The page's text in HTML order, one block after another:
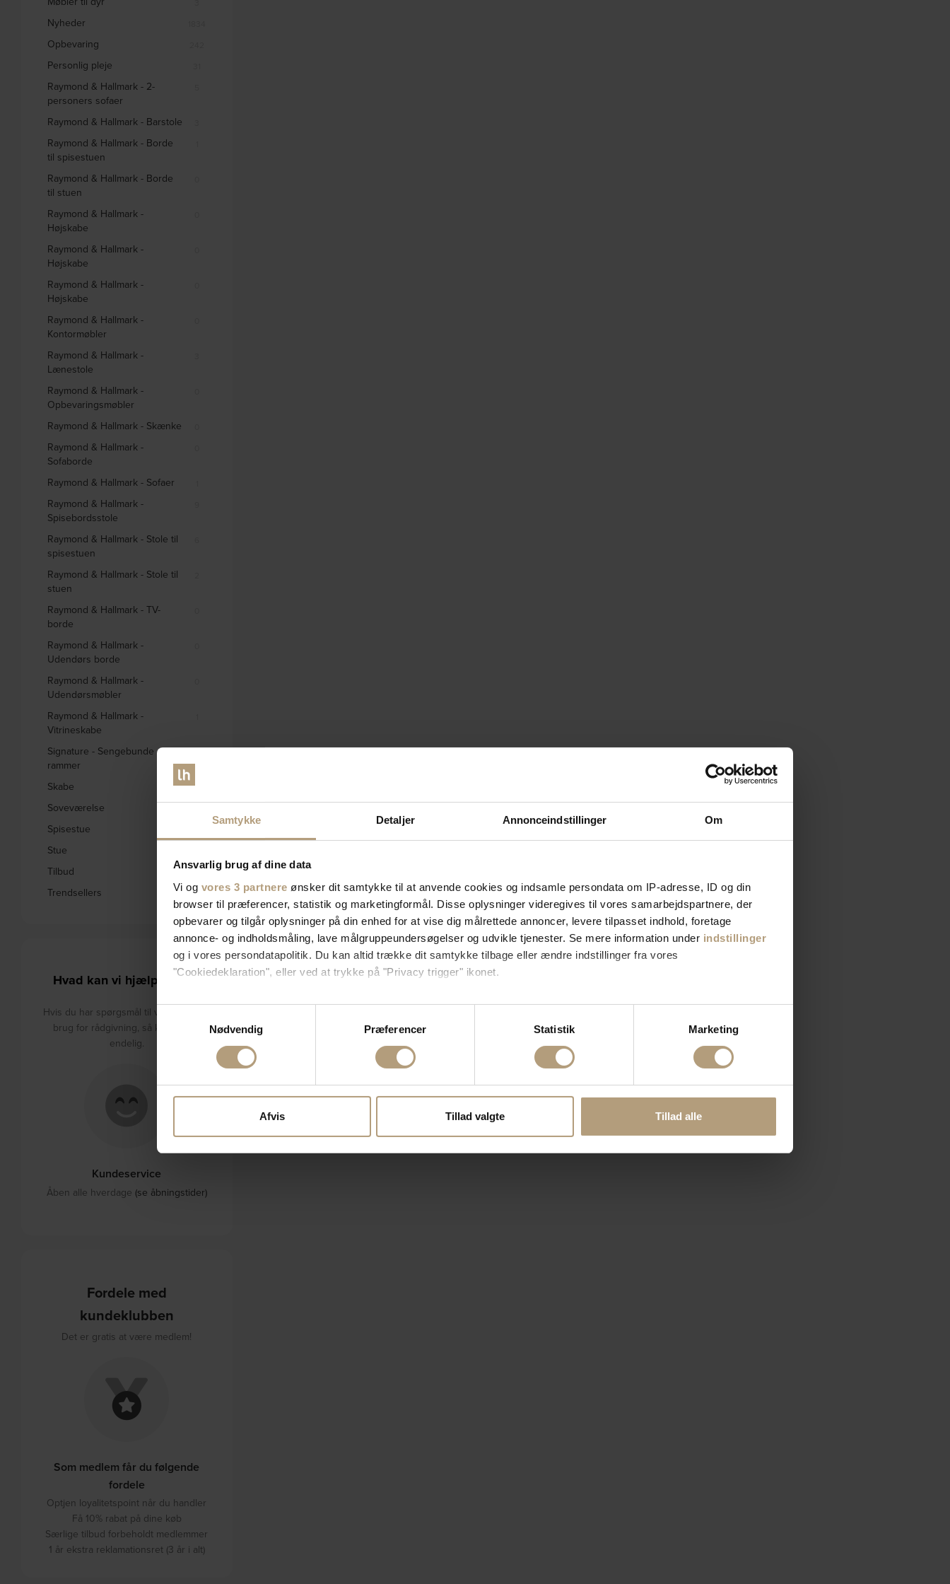
Samtykke Detaljer Annonceindstillinger Om
Ansvarlig brug af dine data
Vi og vores 3 partnere ønsker dit samtykke til at anvende cookies og indsamle persondata om IP-adresse, ID og din
browser til præferencer, statistik og marketingformål. Disse oplysninger videregives til vores samarbejdspartnere, der
opbevarer og tilgår oplysninger på din enhed for at vise dig målrettede annoncer, levere tilpasset indhold, foretage
annonce- og indholdsmåling, lave målgruppeundersøgelser og udvikle tjenester. Se mere information under indstillinger
og i vores persondatapolitik. Du kan altid trække dit samtykke tilbage eller ændre indstillinger fra vores
"Cookiedeklaration", eller ved at trykke på "Privacy trigger" ikonet.
Hvis du tillader det, vil vi også gerne:
Indsamle præcise oplysninger om din placering, der kan være nøjagtig inden for få meter
Identificere din enhed baseret på en scanning af dens unikke karakteristika (fingerprinting)
Dine valg anvendes på hele websitet.
annonceringspartnere og analysepartnere. Vores partnere kan kombinere disse data med andre oplysninger, du har givet
dem, eller som de har indsamlet fra din brug af deres tjenester.
Samtykkevalg
Nødvendig
Præferencer Statistik Marketing
Afvis Tillad valgte Tillad alle
Nyheder
Opbevaring
Personlig pleje
Raymond & Hallmark - 2-
personers sofaer
Raymond & Hallmark - Barstole
Raymond & Hallmark - Borde
til spisestuen
Raymond & Hallmark - Borde
til stuen
Raymond & Hallmark -
Højskabe
Raymond & Hallmark -
Højskabe
Raymond & Hallmark -
Højskabe
Raymond & Hallmark -
Kontormøbler
Raymond & Hallmark -
Lænestole
Raymond & Hallmark -
Opbevaringsmøbler
Raymond & Hallmark - Skænke
Raymond & Hallmark -
Sofaborde
Raymond & Hallmark - Sofaer
Raymond & Hallmark -
Spisebordsstole
Raymond & Hallmark - Stole til
spisestuen
Raymond & Hallmark - Stole til
stuen
Raymond & Hallmark - TV-
borde
Raymond & Hallmark -
Udendørs borde
Raymond & Hallmark -
Udendørsmøbler
Raymond & Hallmark -
Vitrineskabe
Signature - Sengebunde og
rammer
Skabe 332
Soveværelse
Spisestue
Stue
Tilbud 1846
Trendsellers 572
Hvad kan vi hjælpe med?
Hvis du har spørgsmål til varerne eller
brug for rådgivning, så kontakt os
endelig.
Kundeservice
Åben alle hverdage (se åbningstider)
Fordele med
kundeklubben
Det er gratis at være medlem!
Som medlem får du følgende
fordele
Optjen loyalitetspoint når du handler
Få 10% rabat på dine køb
Særlige tilbud forbeholdt medlemmer
1 år ekstra reklamationsret (3 år i alt)